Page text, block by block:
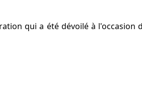
qui a été dévoilé à l'occasion